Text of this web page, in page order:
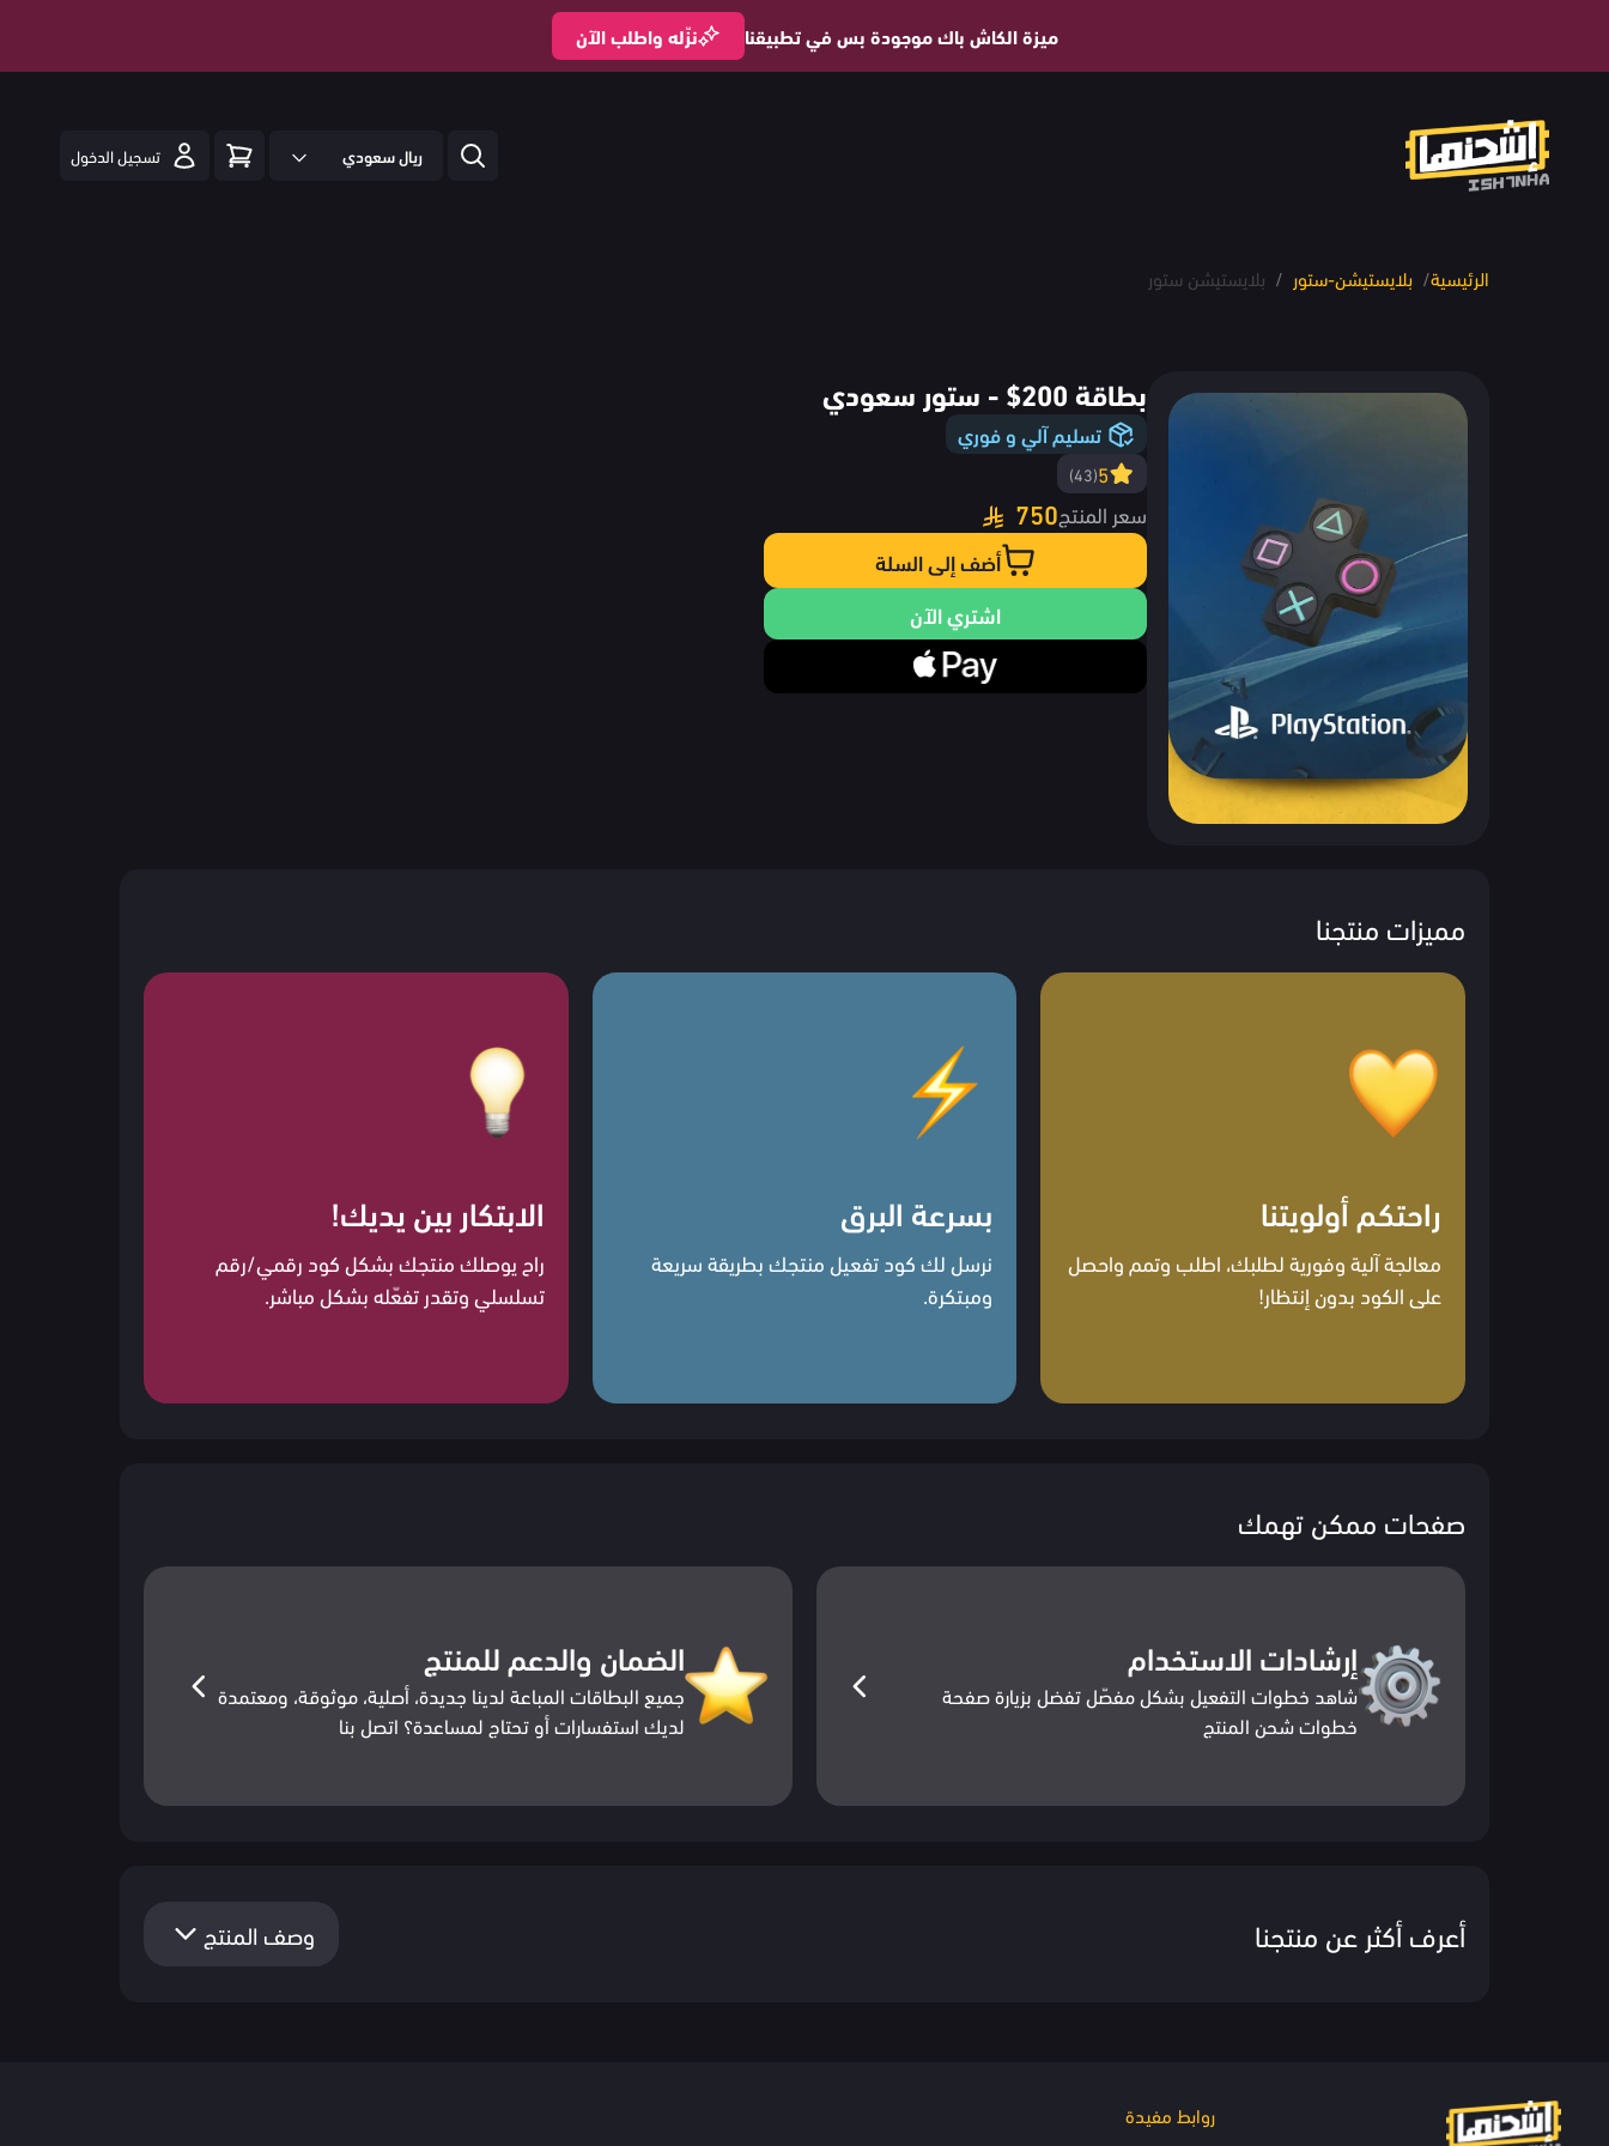
ميزة الكاش باك موجودة بس في تطبيقنا نزّله واطلب الآن
ريال سعودي تسجيل الدخول
الرئيسية/ بلايستيشن-ستور / بلايستيشن ستور
بطاقة 200$ - ستور سعودي
تسليم آلي و فوري
5
(43)
سعر المنتج750
أضف إلى السلة
اشتري الآن
مميزات منتجنا
راحتكم أولويتنا
معالجة آلية وفورية لطلبك، اطلب وتمم واحصل
على الكود بدون إنتظار!
بسرعة البرق
نرسل لك كود تفعيل منتجك بطريقة سريعة
ومبتكرة.
الابتكار بين يديك!
راح يوصلك منتجك بشكل كود رقمي/رقم
تسلسلي وتقدر تفعّله بشكل مباشر.
صفحات ممكن تهمك
إرشادات الاستخدام
شاهد خطوات التفعيل بشكل مفصّل تفضل بزيارة صفحة
خطوات شحن المنتج
الضمان والدعم للمنتج
جميع البطاقات المباعة لدينا جديدة، أصلية، موثوقة، ومعتمدة
لديك استفسارات أو تحتاج لمساعدة؟ اتصل بنا
أعرف أكثر عن منتجنا وصف المنتج
روابط مفيدة